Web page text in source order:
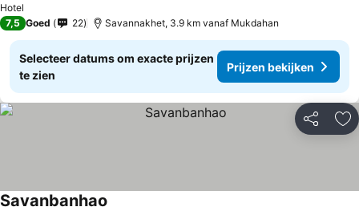
Hotel
7,5 Goed 22 Savannakhet, 3.9 km vanaf Mukdahan
Selecteer datums om exacte prijzen
te zien
Prijzen bekijken
Delen
Savanbanhao